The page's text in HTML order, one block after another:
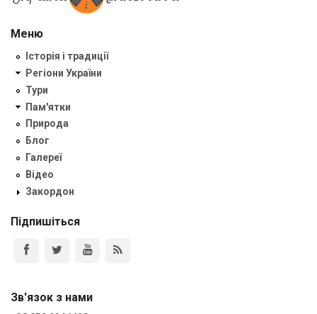
Меню
Історія і традиції
Регіони України
Тури
Пам'ятки
Природа
Блог
Галереї
Відео
Закордон
Підпишіться
Зв'язок з нами